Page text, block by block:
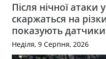
Після нічної атаки
скаржаться на
показують датчики
Неділя, 9 Серпня, 2026